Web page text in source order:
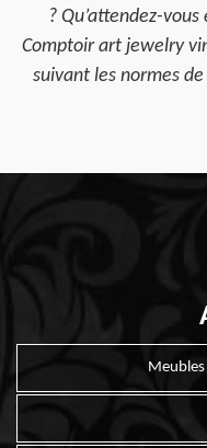
? Qu’attendez-
Comptoir art jewelry
suivant les normes